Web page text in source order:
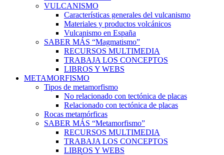
VULCANISMO
Características generales del vulcanismo
Materiales y productos volcánicos
Vulcanismo en España
SABER MÁS “Magmatismo”
RECURSOS MULTIMEDIA
TRABAJA LOS CONCEPTOS
LIBROS Y WEBS
METAMORFISMO
Tipos de metamorfismo
No relacionado con tectónica de placas
Relacionado con tectónica de placas
Rocas metamórficas
SABER MÁS “Metamorfismo”
RECURSOS MULTIMEDIA
TRABAJA LOS CONCEPTOS
LIBROS Y WEBS